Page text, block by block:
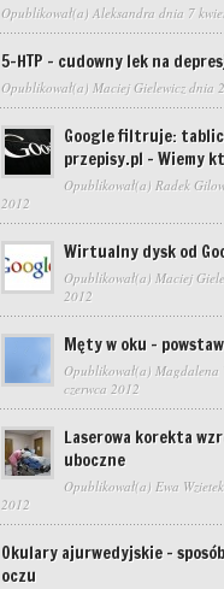
Opublikował(a) Aleksandra dnia 7
5-HTP – cudowny lek na
Opublikował(a) Maciej Gielewiczdnia
Google filtruje:
przepisy.pl – Wiemy
Opublikował(a) Radek
2012
Wirtualny dysk od
Opublikował(a) Maciej
2012
Męty w oku –
Opublikował(a) Magdalena
czerwca 2012
Laserowa korekta
uboczne
Opublikował(a) Ewa Wzietek
2012
Okulary ajurwedyjskie –
oczu